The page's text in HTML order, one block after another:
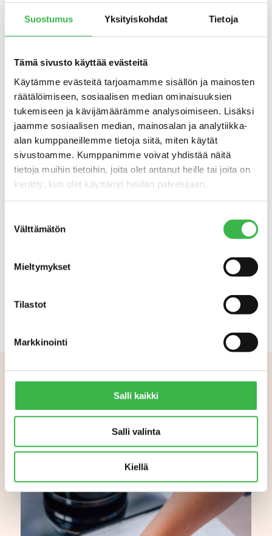
Suostumus Yksityiskohdat Tietoja
Tämä sivusto käyttää evästeitä
Käytämme evästeitä tarjoamamme sisällön ja mainosten
räätälöimiseen, sosiaalisen median ominaisuuksien
tukemiseen ja kävijämäärämme analysoimiseen. Lisäksi
jaamme sosiaalisen median, mainosalan ja analytiikka-
alan kumppaneillemme tietoja siitä, miten käytät
sivustoamme. Kumppanimme voivat yhdistää näitä
tietoja muihin tietoihin, joita olet antanut heille tai joita on
kerätty, kun olet käyttänyt heidän palvelujaan.
valinta
Välttämätön
Mieltymykset
Tilastot
Markkinointi
Salli kaikki
Salli valinta
Kiellä
Luomulampaanlihan tuotanto kasvoi ja oli
Neljäsosa kaikesta Suomessa tuotetusta
lampaanlihasta oli viime vuonna luomua.
– Luomulampaan osuuden lisääntymiseen
vaikuttaa varmasti myös, että Tamminen
ottaa nykyään vastaan lampaanlihaa vain
luomuna, arvioi Pasi Tamminen.
Suoramyynti on pitkään ollut
luomulampaanlihan keskeinen
myyntikanava, mutta sitä myydään yhä
Aiheeseen liittyvää